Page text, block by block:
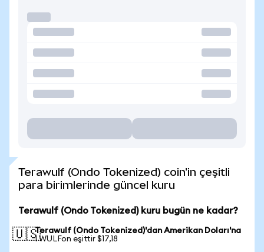
Terawulf (Ondo Tokenized) coin'in çeşitli
para birimlerinde güncel kuru
Terawulf (Ondo Tokenized) kuru bugün ne kadar?
🇺🇸Terawulf (Ondo Tokenized)'dan Amerikan Doları'na
1 WULFon eşittir $17,18